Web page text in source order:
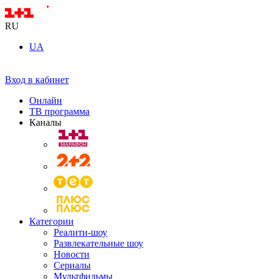
RU
UA
Вход в кабинет
Онлайн
ТВ программа
Каналы
Категории
Реалити-шоу
Развлекательные шоу
Новости
Сериалы
Мультфильмы